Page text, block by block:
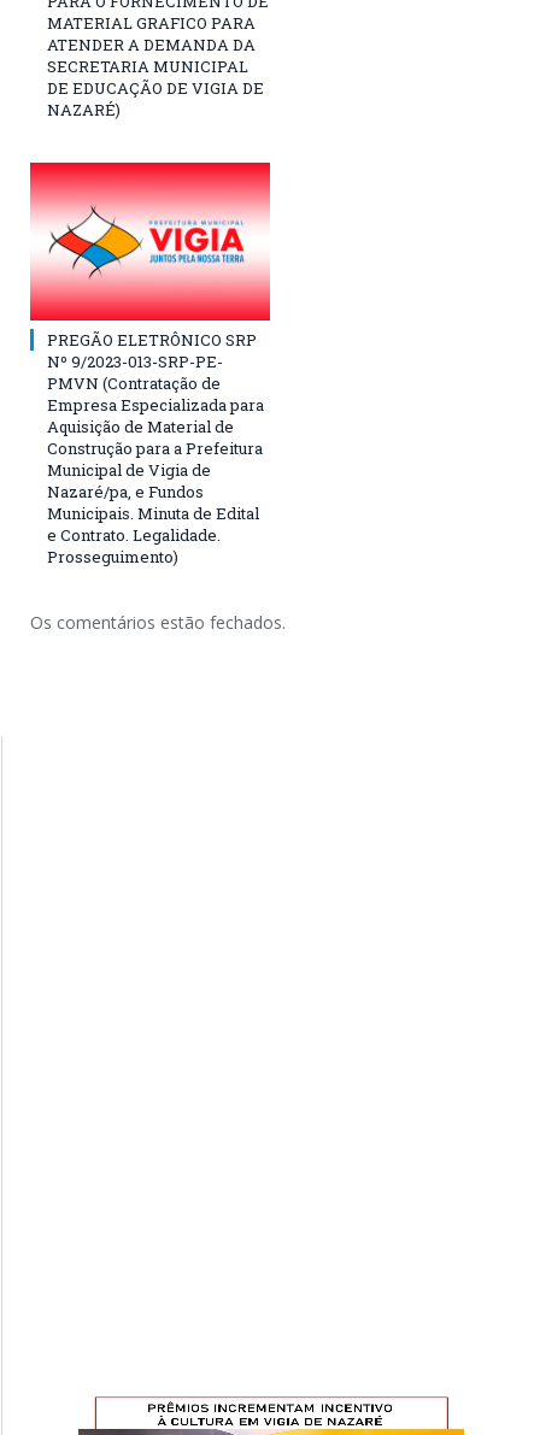
MATERIAL GRAFICO PARA
ATENDER A DEMANDA DA
SECRETARIA MUNICIPAL
DE EDUCAÇÃO DE VIGIA DE
NAZARÉ)
PREGÃO ELETRÔNICO SRP
Nº 9/2023-013-SRP-PE-
PMVN (Contratação de
Empresa Especializada para
Aquisição de Material de
Construção para a Prefeitura
Municipal de Vigia de
Nazaré/pa, e Fundos
Municipais. Minuta de Edital
e Contrato. Legalidade.
Prosseguimento)
Os comentários estão fechados.